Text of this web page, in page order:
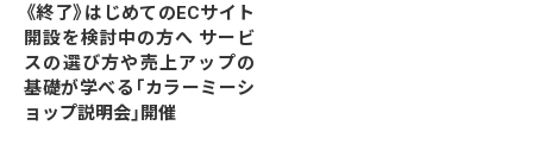
《終了》はじめてのECサイト
開設を検討中の方へ サービ
スの選び方や売上アップの
基礎が学べる「カラーミーシ
ョップ説明会」開催